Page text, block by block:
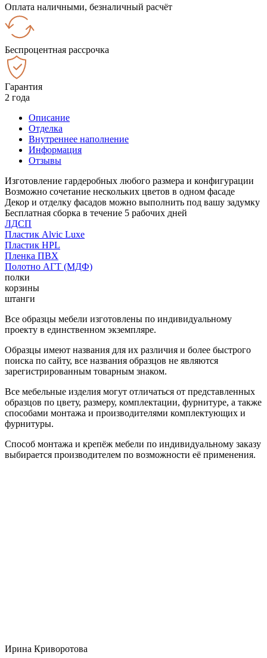
Оплата наличными, безналичный расчёт
Беспроцентная рассрочка
Гарантия
2 года
Описание
Отделка
Внутреннее наполнение
Информация
Отзывы
Изготовление гардеробных любого размера и конфигурации
Возможно сочетание нескольких цветов в одном фасаде
Декор и отделку фасадов можно выполнить под вашу задумку
Бесплатная сборка в течение 5 рабочих дней
ЛДСП
Пластик Alvic Luxe
Пластик HPL
Пленка ПВХ
Полотно АГТ (МДФ)
полки
корзины
штанги
Все образцы мебели изготовлены по индивидуальному
проекту в единственном экземпляре.
Образцы имеют названия для их различия и более быстрого
поиска по сайту, все названия образцов не являются
зарегистрированным товарным знаком.
Все мебельные изделия могут отличаться от представленных
образцов по цвету, размеру, комплектации, фурнитуре, а также
способами монтажа и производителями комплектующих и
фурнитуры.
Способ монтажа и крепёж мебели по индивидуальному заказу
выбирается производителем по возможности её применения.
Ирина Криворотова